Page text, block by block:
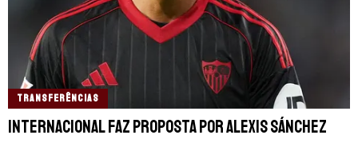
TRANSFERÊNCIAS
Internacional faz proposta por Alexis Sánchez